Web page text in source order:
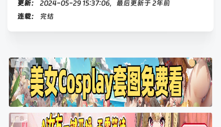
更新：
2024-05-29 15:37:06，最后更新于 2年前
连载：
完结